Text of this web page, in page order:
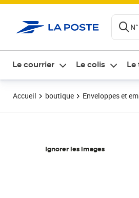
Le courrier Le colis
Accueil boutique Enveloppes et
Ignorer les images